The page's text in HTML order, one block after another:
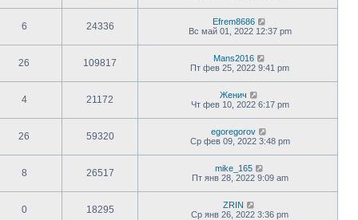
6 24336
Efrem8686
Вс май 01, 2022 12:37 pm
26 109817
Mans2016
Пт фев 25, 2022 9:41 pm
4 21172
Женич
Чт фев 10, 2022 6:17 pm
26 59320
egoregorov
Ср фев 09, 2022 3:48 pm
8 26517
mike_165
Пт янв 28, 2022 9:09 am
0 18295
ZRIN
Ср янв 26, 2022 3:36 pm